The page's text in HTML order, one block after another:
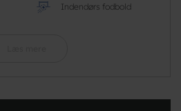
Indendørs fodbold